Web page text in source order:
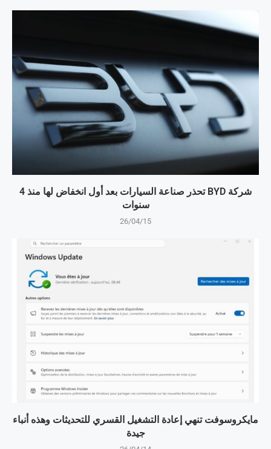
شركة BYD تحذر صناعة السيارات بعد أول انخفاض لها منذ 4
سنوات
26/04/15
مايكروسوفت تنهي إعادة التشغيل القسري للتحديثات وهذه أنباء
جيدة